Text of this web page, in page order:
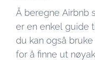
Å beregne Airbnb
er en enkel guide
du kan også bruke
for å finne ut